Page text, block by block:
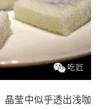
晶莹中似乎透出浅咖